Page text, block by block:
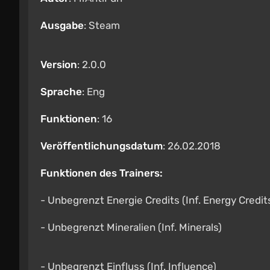
Ausgabe: Steam
Version: 2.0.0
Sprache: Eng
Funktionen: 16
Veröffentlichungsdatum: 26.02.2018
Funktionen des Trainers:
- Unbegrenzt Energie Credits (Inf. Energy
- Unbegrenzt Mineralien (Inf. Minerals)
- Unbegrenzt Einfluss (Inf. Influence)